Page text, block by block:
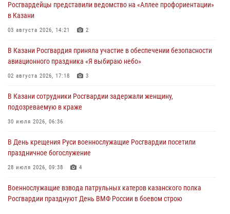
Росгвардейцы представили ведомство на «Аллее профориентации»
в Казани
03 августа 2026, 14:21 2
В Казани Росгвардия приняла участие в обеспечении безопасности
авиационного праздника «Я выбираю небо»
02 августа 2026, 17:18 3
В Казани сотрудники Росгвардии задержали женщину,
подозреваемую в краже
30 июля 2026, 06:36
В День крещения Руси военнослужащие Росгвардии посетили
праздничное богослужение
28 июля 2026, 09:38 4
Военнослужащие взвода патрульных катеров казанского полка
Росгвардии празднуют День ВМФ России в боевом строю